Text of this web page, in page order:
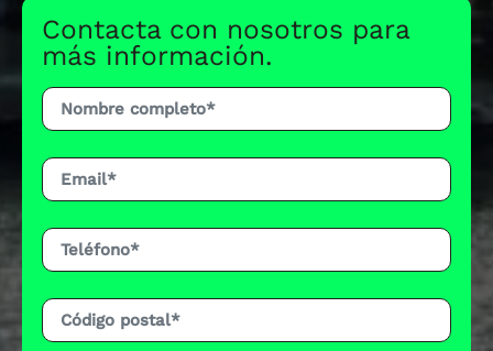
Contacta con nosotros para
más información.